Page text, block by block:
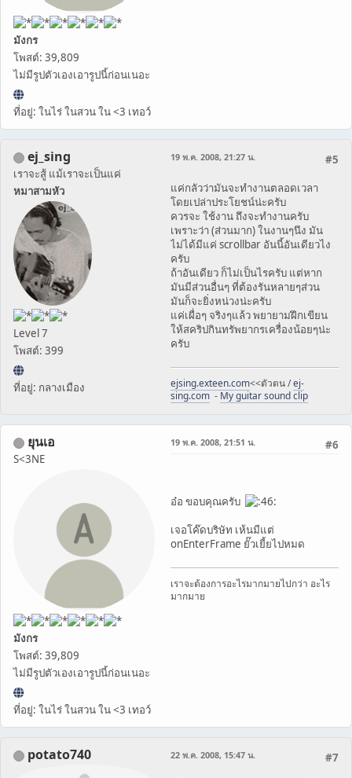
มังกร
โพสต์: 39,809
ไม่มีรูปตัวเองเอารูปนี้ก่อนเนอะ
ที่อยู่: ในไร่ ในสวน ใน <3 เทอว์
ej_sing
เราจะสู้ แม้เราจะเป็นแค่
หมาสามหัว
Level 7
โพสต์: 399
ที่อยู่: กลางเมือง
#5
19 พ.ค. 2008, 21:27 น.
แค่กลัวว่ามันจะทำงานตลอดเวลา
โดยเปล่าประโยชน์น่ะครับ
ควรจะ ใช้งาน ถึงจะทำงานครับ
เพราะว่า (ส่วนมาก) ในงานๆนึง มัน
ไม่ได้มีแค่ scrollbar อันนี้อันเดียวไง
ครับ
ถ้าอันเดียว ก็ไม่เป็นไรครับ แต่หาก
มันมีส่วนอื่นๆ ที่ต้องรันหลายๆส่วน
มันก็จะยิ่งหน่วงน่ะครับ
แค่เผื่อๆ จริงๆแล้ว พยายามฝึกเขียน
ให้สคริปกินทรัพยากรเครื่องน้อยๆน่ะ
ครับ
ejsing.exteen.com<<ตัวตน /ej-
sing.com - My guitar sound clip
ยุนเอ
S<3NE
มังกร
โพสต์: 39,809
ไม่มีรูปตัวเองเอารูปนี้ก่อนเนอะ
ที่อยู่: ในไร่ ในสวน ใน <3 เทอว์
#6
19 พ.ค. 2008, 21:51 น.
อ๋อ ขอบคุณครับ
เจอโค๊ดบริษัท เห้นมีแต่
onEnterFrame ยั๊วเยี้ยไปหมด
เราจะต้องการอะไรมากมายไปกว่า อะไร
มากมาย
potato740 #7
22 พ.ค. 2008, 15:47 น.